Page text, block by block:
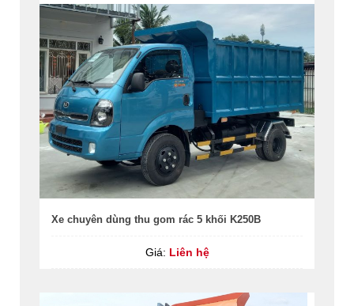
Xe chuyên dùng thu gom rác 5 khối K250B
Giá: Liên hệ